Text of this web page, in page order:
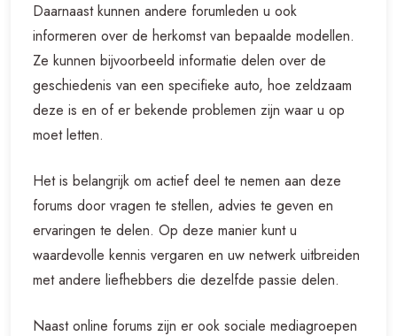
Daarnaast kunnen andere forumleden u ook
informeren over de herkomst van bepaalde modellen.
Ze kunnen bijvoorbeeld informatie delen over de
geschiedenis van een specifieke auto, hoe zeldzaam
deze is en of er bekende problemen zijn waar u op
moet letten.
Het is belangrijk om actief deel te nemen aan deze
forums door vragen te stellen, advies te geven en
ervaringen te delen. Op deze manier kunt u
waardevolle kennis vergaren en uw netwerk uitbreiden
met andere liefhebbers die dezelfde passie delen.
Naast online forums zijn er ook sociale mediagroepen